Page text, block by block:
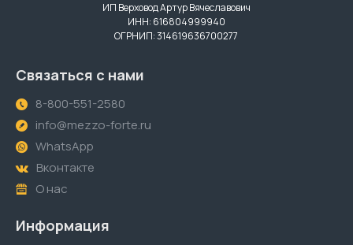
ИП Верховод Артур Вячеславович
ИНН: 616804999940
ОГРНИП: 314619636700277
Связаться с нами
8-800-551-2580
info@mezzo-forte.ru
WhatsApp
Вконтакте
О нас
Информация